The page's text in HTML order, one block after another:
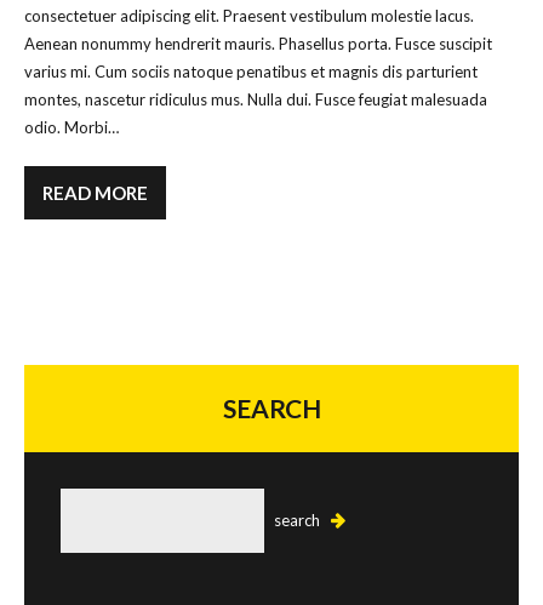
consectetuer adipiscing elit. Praesent vestibulum molestie lacus.
Aenean nonummy hendrerit mauris. Phasellus porta. Fusce suscipit
varius mi. Cum sociis natoque penatibus et magnis dis parturient
montes, nascetur ridiculus mus. Nulla dui. Fusce feugiat malesuada
odio. Morbi…
READ MORE
SEARCH